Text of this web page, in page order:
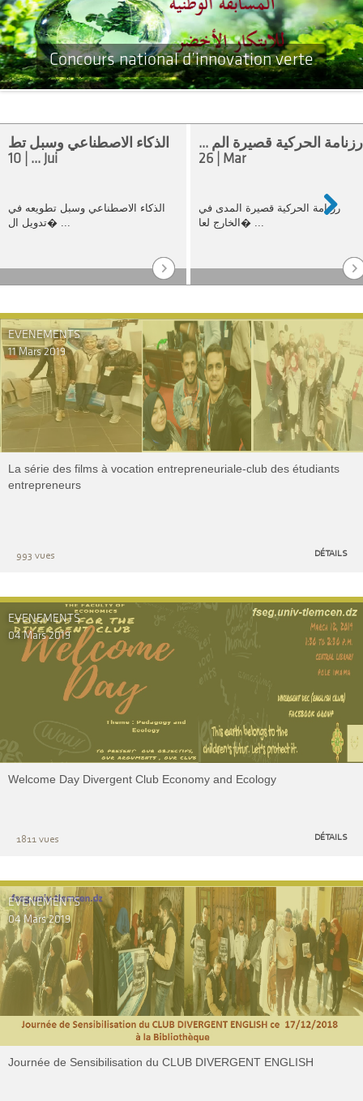
Concours national d’innovation verte
الذكاء الاصطناعي وسبل تط
... | 10 Jui
الذكاء الاصطناعي وسبل تطويعه في
تدويل ال� ...
رزنامة الحركية قصيرة الم ...
| 26 Mar
رزنامة الحركية قصيرة المدى في
الخارج لعا� ...
EVENEMENTS
11 Mars 2019
La série des films à vocation entrepreneuriale-club des étudiants
entrepreneurs
993 vues DÉTAILS
EVENEMENTS
04 Mars 2019
Welcome Day Divergent Club Economy and Ecology
1811 vues DÉTAILS
EVENEMENTS
04 Mars 2019
Journée de Sensibilisation du CLUB DIVERGENT ENGLISH